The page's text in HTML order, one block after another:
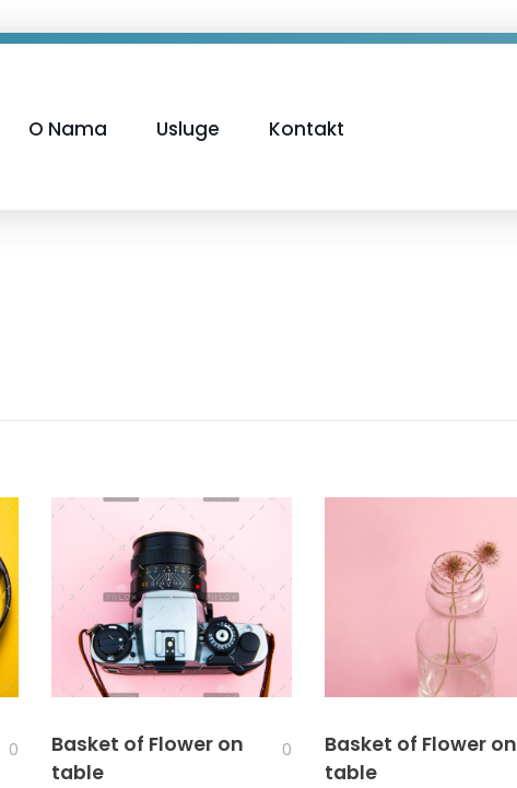
O Nama Usluge Kontakt
0
Basket of Flower on
table
0
Basket of Flower on
table